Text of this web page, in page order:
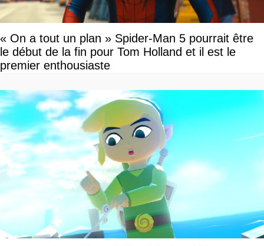
« On a tout un plan » Spider-Man 5 pourrait être
le début de la fin pour Tom Holland et il est le
premier enthousiaste